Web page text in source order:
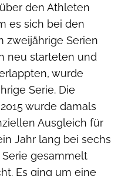
den Athleten
es sich bei den
zweijährige Serien
neu starteten und
wurde
Serie. Die
wurde damals
Ausgleich für
Jahr lang bei sechs
gesammelt
Es ging um eine